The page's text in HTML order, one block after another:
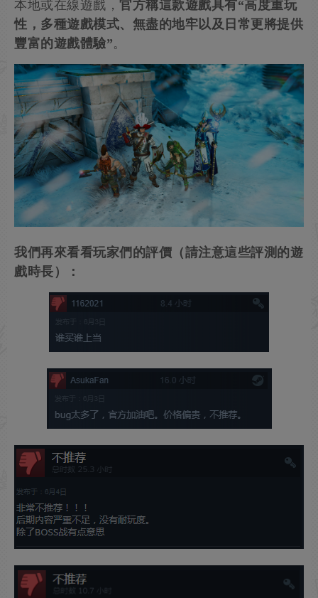
本地或在線遊戲， 官方稱這款遊戲具有“高度重玩
性，多種遊戲模式、無盡的地牢以及日常更將提供
豐富的遊戲體驗”。
我們再來看看玩家們的評價（請注意這些評測的遊
戲時長）：